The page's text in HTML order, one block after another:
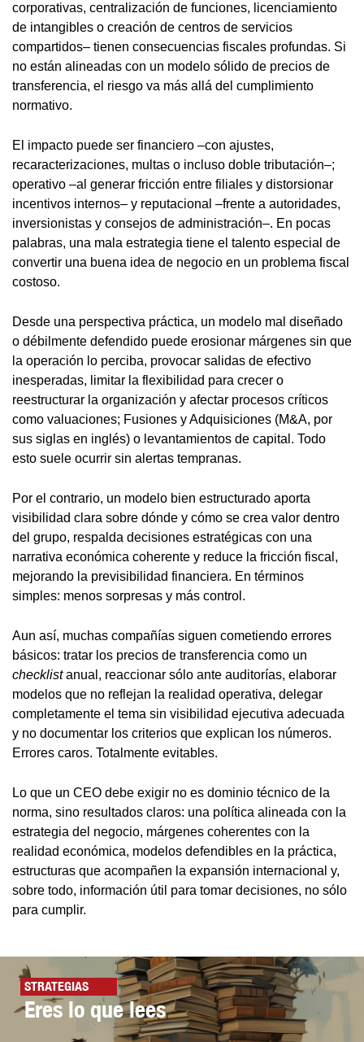
corporativas, centralización de funciones, licenciamiento
de intangibles o creación de centros de servicios
compartidos– tienen consecuencias fiscales profundas. Si
no están alineadas con un modelo sólido de precios de
transferencia, el riesgo va más allá del cumplimiento
normativo.
El impacto puede ser financiero –con ajustes,
recaracterizaciones, multas o incluso doble tributación–;
operativo –al generar fricción entre filiales y distorsionar
incentivos internos– y reputacional –frente a autoridades,
inversionistas y consejos de administración–. En pocas
palabras, una mala estrategia tiene el talento especial de
convertir una buena idea de negocio en un problema fiscal
costoso.
Desde una perspectiva práctica, un modelo mal diseñado
o débilmente defendido puede erosionar márgenes sin que
la operación lo perciba, provocar salidas de efectivo
inesperadas, limitar la flexibilidad para crecer o
reestructurar la organización y afectar procesos críticos
como valuaciones; Fusiones y Adquisiciones (M&A, por
sus siglas en inglés) o levantamientos de capital. Todo
esto suele ocurrir sin alertas tempranas.
Por el contrario, un modelo bien estructurado aporta
visibilidad clara sobre dónde y cómo se crea valor dentro
del grupo, respalda decisiones estratégicas con una
narrativa económica coherente y reduce la fricción fiscal,
mejorando la previsibilidad financiera. En términos
simples: menos sorpresas y más control.
Aun así, muchas compañías siguen cometiendo errores
básicos: tratar los precios de transferencia como un
checklistanual, reaccionar sólo ante auditorías, elaborar
modelos que no reflejan la realidad operativa, delegar
completamente el tema sin visibilidad ejecutiva adecuada
y no documentar los criterios que explican los números.
Errores caros. Totalmente evitables.
Lo que un CEO debe exigir no es dominio técnico de la
norma, sino resultados claros: una política alineada con la
estrategia del negocio, márgenes coherentes con la
realidad económica, modelos defendibles en la práctica,
estructuras que acompañen la expansión internacional y,
sobre todo, información útil para tomar decisiones, no sólo
para cumplir.
STRATEGIAS
Eres lo que lees